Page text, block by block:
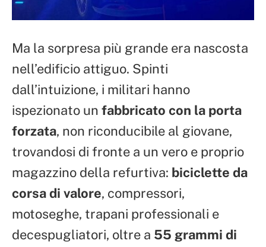
Ma la sorpresa più grande era nascosta
nell’edificio attiguo. Spinti
dall’intuizione, i militari hanno
ispezionato un fabbricato con la porta
forzata, non riconducibile al giovane,
trovandosi di fronte a un vero e proprio
magazzino della refurtiva: biciclette da
corsa di valore, compressori,
motoseghe, trapani professionali e
decespugliatori, oltre a 55 grammi di